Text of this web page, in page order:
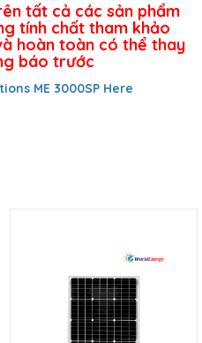
tất cả các sản phẩm
tính chất tham khảo
hoàn toàn có thể thay
báo trước
ME 3000SP Here